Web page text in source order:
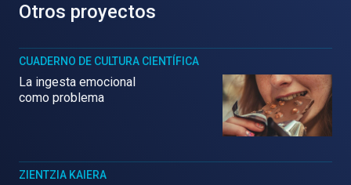
Otros proyectos
CUADERNO DE CULTURA CIENTÍFICA
La ingesta emocional
como problema
ZIENTZIA KAIERA